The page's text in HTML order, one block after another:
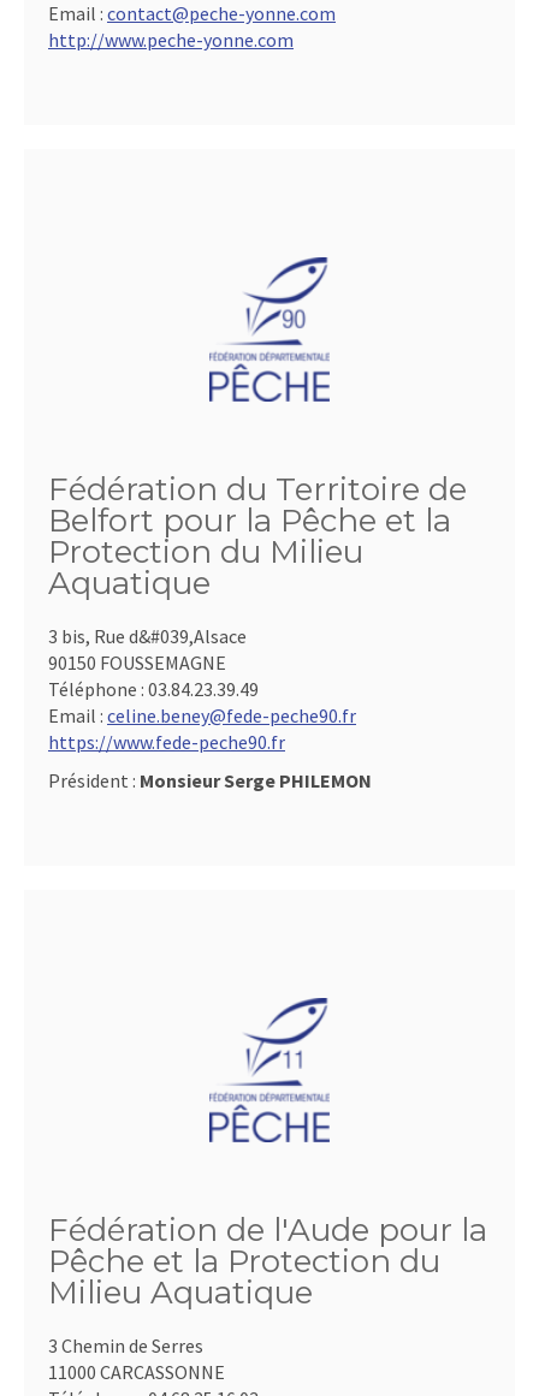
Email : contact@peche-yonne.com
http://www.peche-yonne.com
Fédération du Territoire de
Belfort pour la Pêche et la
Protection du Milieu
Aquatique
3 bis, Rue d&#039,Alsace
90150 FOUSSEMAGNE
Téléphone : 03.84.23.39.49
Email : celine.beney@fede-peche90.fr
https://www.fede-peche90.fr
Président : Monsieur Serge PHILEMON
Fédération de l'Aude pour la
Pêche et la Protection du
Milieu Aquatique
3 Chemin de Serres
11000 CARCASSONNE